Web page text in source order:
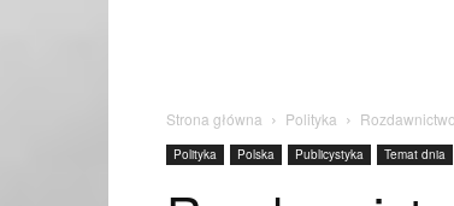
Strona główna Polityka
Polityka Polska Publicystyka Temat dnia